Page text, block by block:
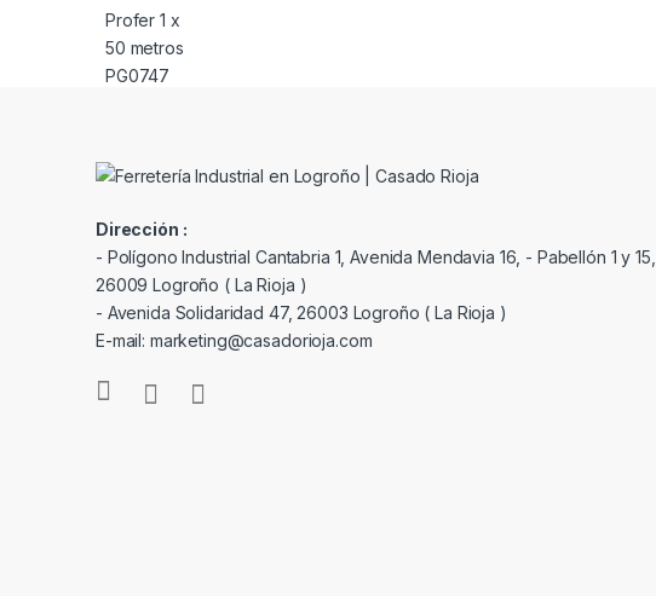
Dirección :
- Polígono Industrial Cantabria 1, Avenida Mendavia 16, - Pabellón 1 y 15,
26009 Logroño ( La Rioja )
- Avenida Solidaridad 47, 26003 Logroño ( La Rioja )
E-mail: marketing@casadorioja.com